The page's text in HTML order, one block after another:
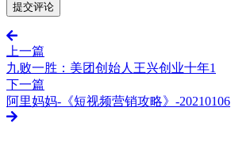
上一篇
九败一胜：美团创始人王兴创业十年1
下一篇
阿里妈妈-《短视频营销攻略》-20210106